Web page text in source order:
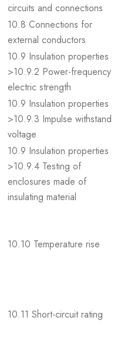
circuits and connections
10.8 Connections for
external conductors
10.9 Insulation properties
>10.9.2 Power-frequency
electric strength
10.9 Insulation properties
>10.9.3 Impulse withstand
voltage
10.9 Insulation properties
>10.9.4 Testing of
enclosures made of
insulating material
10.10 Temperature rise
10.11 Short-circuit rating